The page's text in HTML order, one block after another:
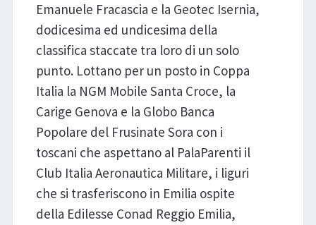
Emanuele Fracascia e la Geotec Isernia,
dodicesima ed undicesima della
classifica staccate tra loro di un solo
punto. Lottano per un posto in Coppa
Italia la NGM Mobile Santa Croce, la
Carige Genova e la Globo Banca
Popolare del Frusinate Sora con i
toscani che aspettano al PalaParenti il
Club Italia Aeronautica Militare, i liguri
che si trasferiscono in Emilia ospite
della Edilesse Conad Reggio Emilia,